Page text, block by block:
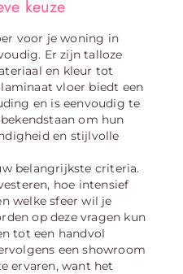
keuze
voor je woning in
Er zijn talloze
en kleur tot
vloer biedt een
en is eenvoudig te
om hun
en stijlvolle
belangrijkste criteria.
hoe intensief
welke sfeer wil je
op deze vragen kun
tot een handvol
een showroom
ervaren, want het